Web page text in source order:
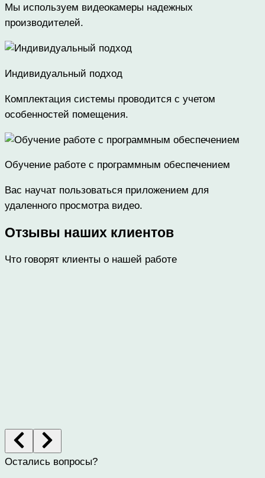
Мы используем видеокамеры надежных
производителей.
Индивидуальный подход
Комплектация системы проводится с учетом
особенностей помещения.
Обучение работе с программным обеспечением
Вас научат пользоваться приложением для
удаленного просмотра видео.
Отзывы наших клиентов
Что говорят клиенты о нашей работе
Остались вопросы?